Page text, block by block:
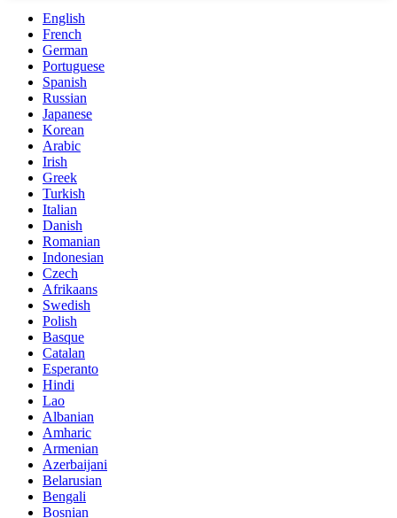
English
French
German
Portuguese
Spanish
Russian
Japanese
Korean
Arabic
Irish
Greek
Turkish
Italian
Danish
Romanian
Indonesian
Czech
Afrikaans
Swedish
Polish
Basque
Catalan
Esperanto
Hindi
Lao
Albanian
Amharic
Armenian
Azerbaijani
Belarusian
Bengali
Bosnian